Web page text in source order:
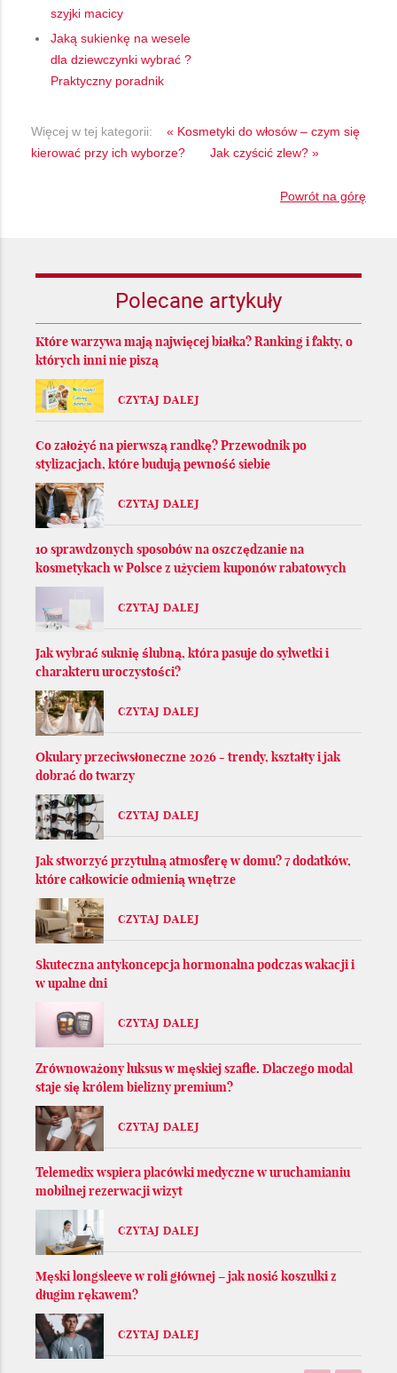
szyjki macicy
Jaką sukienkę na wesele
dla dziewczynki wybrać ?
Praktyczny poradnik
Więcej w tej kategorii:
« Kosmetyki do włosów – czym się
kierować przy ich wyborze?
Jak czyścić zlew? »
Powrót na górę
Polecane artykuły
Które warzywa mają najwięcej białka? Ranking i fakty, o
których inni nie piszą
CZYTAJ DALEJ
Co założyć na pierwszą randkę? Przewodnik po
stylizacjach, które budują pewność siebie
CZYTAJ DALEJ
10 sprawdzonych sposobów na oszczędzanie na
kosmetykach w Polsce z użyciem kuponów rabatowych
CZYTAJ DALEJ
Jak wybrać suknię ślubną, która pasuje do sylwetki i
charakteru uroczystości?
CZYTAJ DALEJ
Okulary przeciwsłoneczne 2026 - trendy, kształty i jak
dobrać do twarzy
CZYTAJ DALEJ
Jak stworzyć przytulną atmosferę w domu? 7 dodatków,
które całkowicie odmienią wnętrze
CZYTAJ DALEJ
Skuteczna antykoncepcja hormonalna podczas wakacji i
w upalne dni
CZYTAJ DALEJ
Zrównoważony luksus w męskiej szafie. Dlaczego modal
staje się królem bielizny premium?
CZYTAJ DALEJ
Telemedix wspiera placówki medyczne w uruchamianiu
mobilnej rezerwacji wizyt
CZYTAJ DALEJ
Męski longsleeve w roli głównej – jak nosić koszulki z
długim rękawem?
CZYTAJ DALEJ